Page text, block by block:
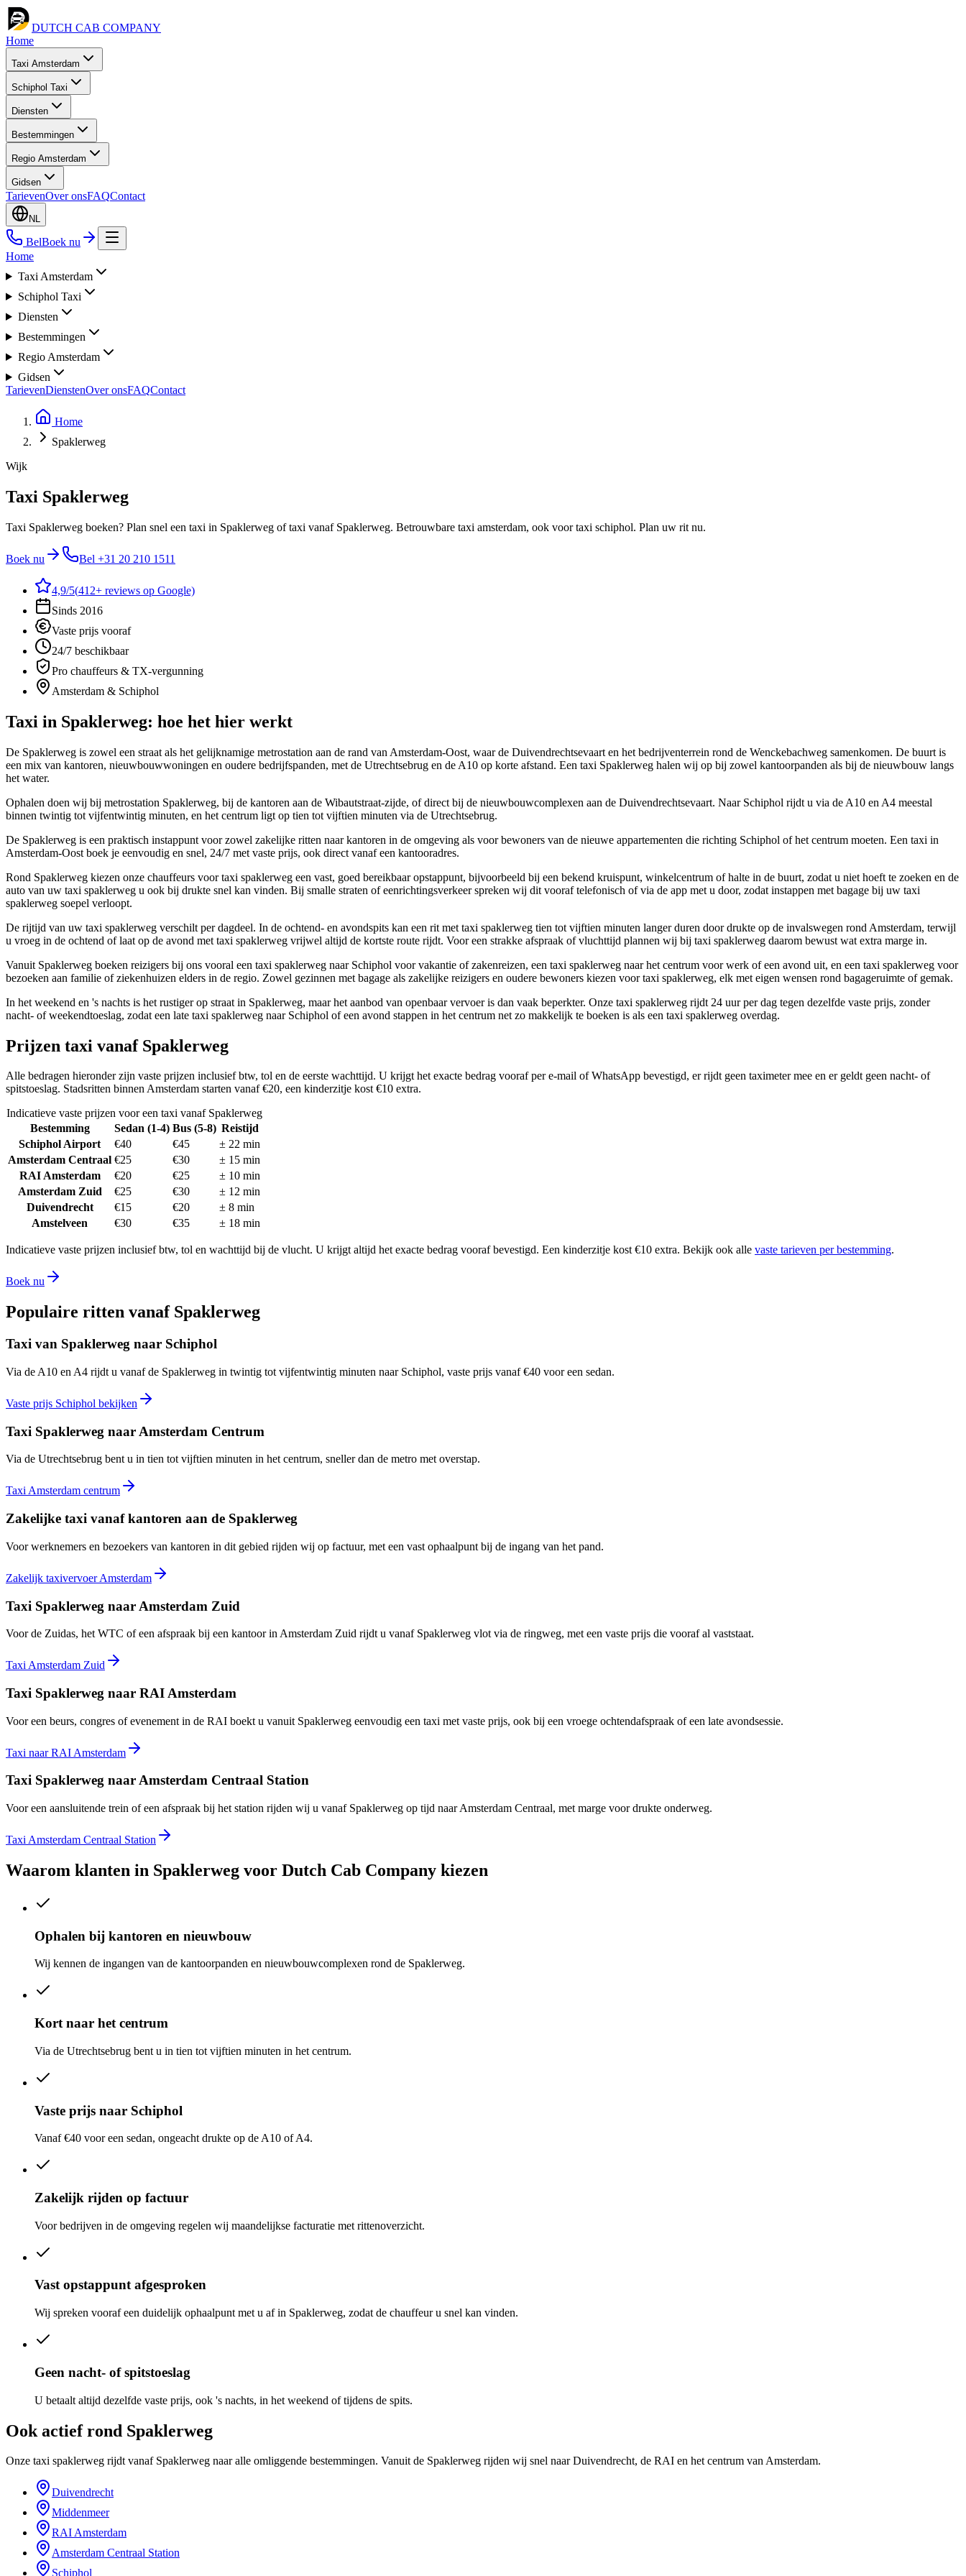
DUTCH CAB COMPANY
Home
Taxi Amsterdam
Schiphol Taxi
Diensten
Bestemmingen
Regio Amsterdam
Gidsen
TarievenOver onsFAQContact
NL
BelBoek nu
Home
Taxi Amsterdam
Schiphol Taxi
Diensten
Bestemmingen
Regio Amsterdam
Gidsen
TarievenDienstenOver onsFAQContact
Home
Spaklerweg
Wijk
Taxi Spaklerweg
Taxi Spaklerweg boeken? Plan snel een taxi in Spaklerweg of taxi vanaf Spaklerweg. Betrouwbare taxi amsterdam, ook voor taxi schiphol. Plan uw rit nu.
Boek nu Bel +31 20 210 1511
4,9/5(412+ reviews op Google)
Sinds 2016
Vaste prijs vooraf
24/7 beschikbaar
Pro chauffeurs & TX-vergunning
Amsterdam & Schiphol
Taxi in Spaklerweg: hoe het hier werkt
De Spaklerweg is zowel een straat als het gelijknamige metrostation aan de rand van Amsterdam-Oost, waar de Duivendrechtsevaart en het bedrijventerrein rond de Wenckebachweg samenkomen. De buurt is
een mix van kantoren, nieuwbouwwoningen en oudere bedrijfspanden, met de Utrechtsebrug en de A10 op korte afstand. Een taxi Spaklerweg halen wij op bij zowel kantoorpanden als bij de nieuwbouw langs
het water.
Ophalen doen wij bij metrostation Spaklerweg, bij de kantoren aan de Wibautstraat-zijde, of direct bij de nieuwbouwcomplexen aan de Duivendrechtsevaart. Naar Schiphol rijdt u via de A10 en A4 meestal
binnen twintig tot vijfentwintig minuten, en het centrum ligt op tien tot vijftien minuten via de Utrechtsebrug.
De Spaklerweg is een praktisch instappunt voor zowel zakelijke ritten naar kantoren in de omgeving als voor bewoners van de nieuwe appartementen die richting Schiphol of het centrum moeten. Een taxi in
Amsterdam-Oost boek je eenvoudig en snel, 24/7 met vaste prijs, ook direct vanaf een kantooradres.
Rond Spaklerweg kiezen onze chauffeurs voor taxi spaklerweg een vast, goed bereikbaar opstappunt, bijvoorbeeld bij een bekend kruispunt, winkelcentrum of halte in de buurt, zodat u niet hoeft te zoeken en de
auto van uw taxi spaklerweg u ook bij drukte snel kan vinden. Bij smalle straten of eenrichtingsverkeer spreken wij dit vooraf telefonisch of via de app met u door, zodat instappen met bagage bij uw taxi
spaklerweg soepel verloopt.
De rijtijd van uw taxi spaklerweg verschilt per dagdeel. In de ochtend- en avondspits kan een rit met taxi spaklerweg tien tot vijftien minuten langer duren door drukte op de invalswegen rond Amsterdam, terwijl
u vroeg in de ochtend of laat op de avond met taxi spaklerweg vrijwel altijd de kortste route rijdt. Voor een strakke afspraak of vluchttijd plannen wij bij taxi spaklerweg daarom bewust wat extra marge in.
Vanuit Spaklerweg boeken reizigers bij ons vooral een taxi spaklerweg naar Schiphol voor vakantie of zakenreizen, een taxi spaklerweg naar het centrum voor werk of een avond uit, en een taxi spaklerweg voor
bezoeken aan familie of ziekenhuizen elders in de regio. Zowel gezinnen met bagage als zakelijke reizigers en oudere bewoners kiezen voor taxi spaklerweg, elk met eigen wensen rond bagageruimte of gemak.
In het weekend en 's nachts is het rustiger op straat in Spaklerweg, maar het aanbod van openbaar vervoer is dan vaak beperkter. Onze taxi spaklerweg rijdt 24 uur per dag tegen dezelfde vaste prijs, zonder
nacht- of weekendtoeslag, zodat een late taxi spaklerweg naar Schiphol of een avond stappen in het centrum net zo makkelijk te boeken is als een taxi spaklerweg overdag.
Prijzen taxi vanaf Spaklerweg
Alle bedragen hieronder zijn vaste prijzen inclusief btw, tol en de eerste wachttijd. U krijgt het exacte bedrag vooraf per e-mail of WhatsApp bevestigd, er rijdt geen taximeter mee en er geldt geen nacht- of
spitstoeslag. Stadsritten binnen Amsterdam starten vanaf €20, een kinderzitje kost €10 extra.
Indicatieve vaste prijzen voor een taxi vanaf Spaklerweg
Bestemming
Sedan (1-4) Bus (5-8) Reistijd
Schiphol Airport
€40 €45 ± 22 min
Amsterdam Centraal €25 €30 ± 15 min
RAI Amsterdam
€20 €25 ± 10 min
Amsterdam Zuid
€25 €30 ± 12 min
Duivendrecht
€15 €20 ± 8 min
Amstelveen
€30 €35 ± 18 min
Indicatieve vaste prijzen inclusief btw, tol en wachttijd bij de vlucht. U krijgt altijd het exacte bedrag vooraf bevestigd. Een kinderzitje kost €10 extra. Bekijk ook alle vaste tarieven per bestemming.
Boek nu
Populaire ritten vanaf Spaklerweg
Taxi van Spaklerweg naar Schiphol
Via de A10 en A4 rijdt u vanaf de Spaklerweg in twintig tot vijfentwintig minuten naar Schiphol, vaste prijs vanaf €40 voor een sedan.
Vaste prijs Schiphol bekijken
Taxi Spaklerweg naar Amsterdam Centrum
Via de Utrechtsebrug bent u in tien tot vijftien minuten in het centrum, sneller dan de metro met overstap.
Taxi Amsterdam centrum
Zakelijke taxi vanaf kantoren aan de Spaklerweg
Voor werknemers en bezoekers van kantoren in dit gebied rijden wij op factuur, met een vast ophaalpunt bij de ingang van het pand.
Zakelijk taxivervoer Amsterdam
Taxi Spaklerweg naar Amsterdam Zuid
Voor de Zuidas, het WTC of een afspraak bij een kantoor in Amsterdam Zuid rijdt u vanaf Spaklerweg vlot via de ringweg, met een vaste prijs die vooraf al vaststaat.
Taxi Amsterdam Zuid
Taxi Spaklerweg naar RAI Amsterdam
Voor een beurs, congres of evenement in de RAI boekt u vanuit Spaklerweg eenvoudig een taxi met vaste prijs, ook bij een vroege ochtendafspraak of een late avondsessie.
Taxi naar RAI Amsterdam
Taxi Spaklerweg naar Amsterdam Centraal Station
Voor een aansluitende trein of een afspraak bij het station rijden wij u vanaf Spaklerweg op tijd naar Amsterdam Centraal, met marge voor drukte onderweg.
Taxi Amsterdam Centraal Station
Waarom klanten in Spaklerweg voor Dutch Cab Company kiezen
Ophalen bij kantoren en nieuwbouw
Wij kennen de ingangen van de kantoorpanden en nieuwbouwcomplexen rond de Spaklerweg.
Kort naar het centrum
Via de Utrechtsebrug bent u in tien tot vijftien minuten in het centrum.
Vaste prijs naar Schiphol
Vanaf €40 voor een sedan, ongeacht drukte op de A10 of A4.
Zakelijk rijden op factuur
Voor bedrijven in de omgeving regelen wij maandelijkse facturatie met rittenoverzicht.
Vast opstappunt afgesproken
Wij spreken vooraf een duidelijk ophaalpunt met u af in Spaklerweg, zodat de chauffeur u snel kan vinden.
Geen nacht- of spitstoeslag
U betaalt altijd dezelfde vaste prijs, ook 's nachts, in het weekend of tijdens de spits.
Ook actief rond Spaklerweg
Onze taxi spaklerweg rijdt vanaf Spaklerweg naar alle omliggende bestemmingen. Vanuit de Spaklerweg rijden wij snel naar Duivendrecht, de RAI en het centrum van Amsterdam.
Duivendrecht
Middenmeer
RAI Amsterdam
Amsterdam Centraal Station
Schiphol